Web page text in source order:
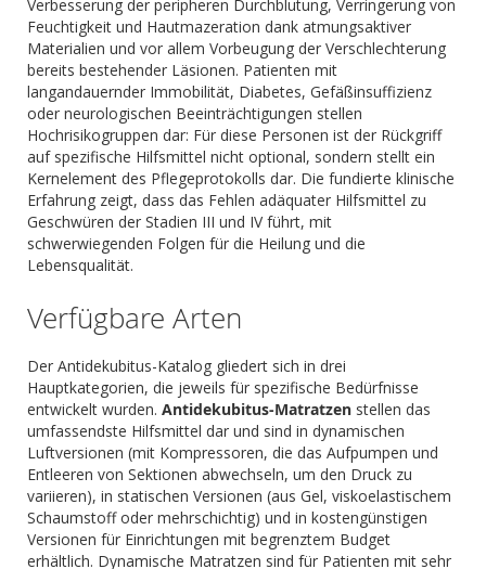
Verbesserung der peripheren Durchblutung, Verringerung von
Feuchtigkeit und Hautmazeration dank atmungsaktiver
Materialien und vor allem Vorbeugung der Verschlechterung
bereits bestehender Läsionen. Patienten mit
langandauernder Immobilität, Diabetes, Gefäßinsuffizienz
oder neurologischen Beeinträchtigungen stellen
Hochrisikogruppen dar: Für diese Personen ist der Rückgriff
auf spezifische Hilfsmittel nicht optional, sondern stellt ein
Kernelement des Pflegeprotokolls dar. Die fundierte klinische
Erfahrung zeigt, dass das Fehlen adäquater Hilfsmittel zu
Geschwüren der Stadien III und IV führt, mit
schwerwiegenden Folgen für die Heilung und die
Lebensqualität.
Verfügbare Arten
Der Antidekubitus-Katalog gliedert sich in drei
Hauptkategorien, die jeweils für spezifische Bedürfnisse
entwickelt wurden. Antidekubitus-Matratzen stellen das
umfassendste Hilfsmittel dar und sind in dynamischen
Luftversionen (mit Kompressoren, die das Aufpumpen und
Entleeren von Sektionen abwechseln, um den Druck zu
variieren), in statischen Versionen (aus Gel, viskoelastischem
Schaumstoff oder mehrschichtig) und in kostengünstigen
Versionen für Einrichtungen mit begrenztem Budget
erhältlich. Dynamische Matratzen sind für Patienten mit sehr